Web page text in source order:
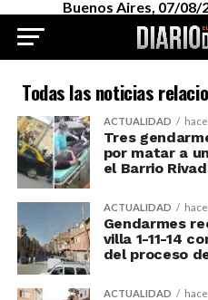
Buenos Aires, 07/08/
Todas las noticias
ACTUALIDAD
Tres
por matar a
el Barrio
ACTUALIDAD
Gendarmes
villa 1-11-14
del proceso
ACTUALIDAD